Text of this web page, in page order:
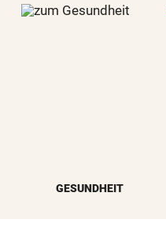
GESUNDHEIT